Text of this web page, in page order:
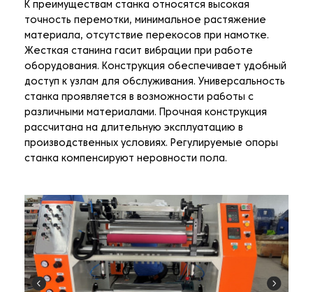
К преимуществам станка относятся высокая
точность перемотки, минимальное растяжение
материала, отсутствие перекосов при намотке.
Жесткая станина гасит вибрации при работе
оборудования. Конструкция обеспечивает удобный
доступ к узлам для обслуживания. Универсальность
станка проявляется в возможности работы с
различными материалами. Прочная конструкция
рассчитана на длительную эксплуатацию в
производственных условиях. Регулируемые опоры
станка компенсируют неровности пола.